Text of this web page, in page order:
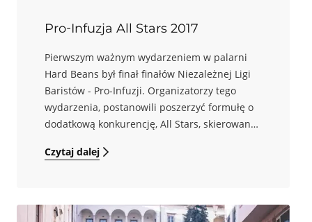
Pro-Infuzja All Stars 2017
Pierwszym ważnym wydarzeniem w palarni
Hard Beans był finał finałów Niezależnej Ligi
Baristów - Pro-Infuzji. Organizatorzy tego
wydarzenia, postanowili poszerzyć formułę o
dodatkową konkurencję, All Stars, skierowaną
Barista i Latte Art. Zapraszamy na krótką
Czytaj dalej